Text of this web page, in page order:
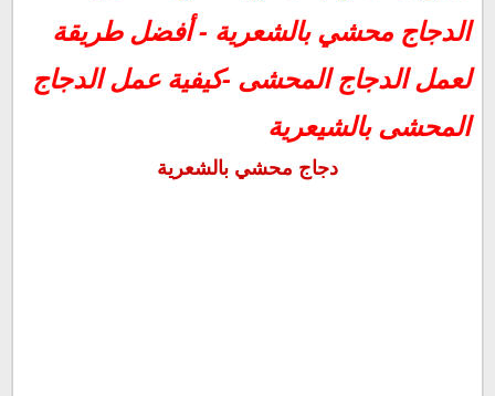
الدجاج محشي بالشعرية - أفضل طريقة
لعمل الدجاج المحشى -كيفية عمل الدجاج
المحشى بالشيعرية
دجاج محشي بالشعرية